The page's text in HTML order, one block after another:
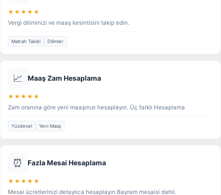
★★★★★
Vergi diliminizi ve maaş kesintisini takip edin.
Matrah Takibi Dilimler
📈 Maaş Zam Hesaplama
★★★★★
Zam oranına göre yeni maaşınızı hesaplayın. Üç farklı Hesaplama
Yüzdesel Yeni Maaş
⏰ Fazla Mesai Hesaplama
★★★★★
Mesai ücretlerinizi detaylıca hesaplayın.Bayram mesaisi dahil.